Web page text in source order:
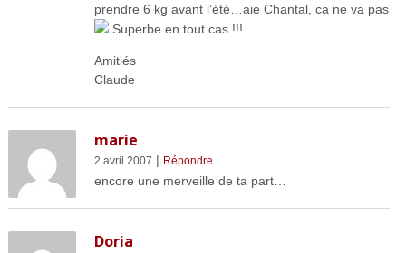
prendre 6 kg avant l’été…aie Chantal, ca ne va pas
Superbe en tout cas !!!
Amitiés
Claude
marie
2 avril 2007 | Répondre
encore une merveille de ta part…
Doria